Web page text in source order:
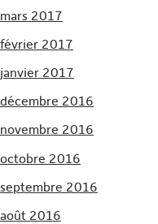
mars 2017
février 2017
janvier 2017
décembre 2016
novembre 2016
octobre 2016
septembre 2016
août 2016